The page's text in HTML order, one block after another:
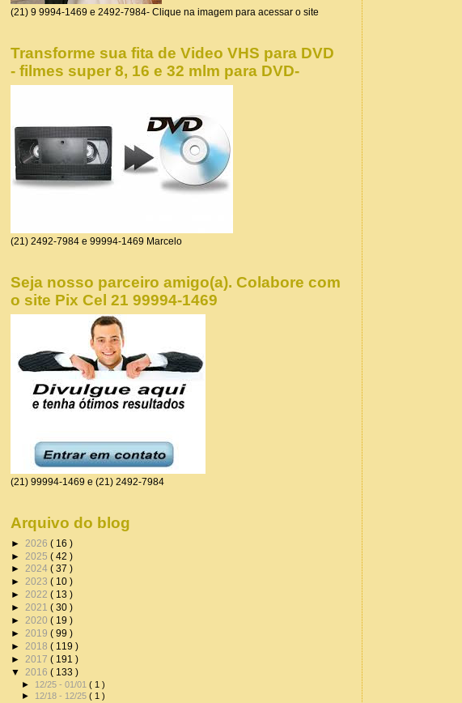
(21) 9 9994-1469 e 2492-7984- Clique na imagem para acessar o site
Transforme sua fita de Video VHS para DVD
- filmes super 8, 16 e 32 mlm para DVD-
(21) 2492-7984 e 99994-1469 Marcelo
Seja nosso parceiro amigo(a). Colabore com
o site Pix Cel 21 99994-1469
(21) 99994-1469 e (21) 2492-7984
Arquivo do blog
► 2026 ( 16 )
► 2025 ( 42 )
► 2024 ( 37 )
► 2023 ( 10 )
► 2022 ( 13 )
► 2021 ( 30 )
► 2020 ( 19 )
► 2019 ( 99 )
► 2018 ( 119 )
► 2017 ( 191 )
▼ 2016 ( 133 )
► 12/25 - 01/01( 1 )
► 12/18 - 12/25( 1 )